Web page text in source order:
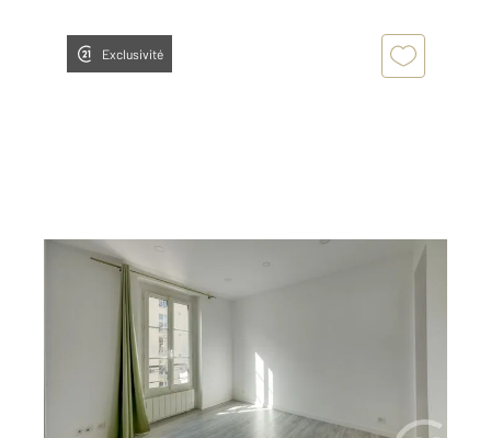
Exclusivité
MONTROUGE 92
32,38 m
, 2 pièces
Ref : 11066
Appartement F2 à vendre
275 000 €
Visiter le site dédié